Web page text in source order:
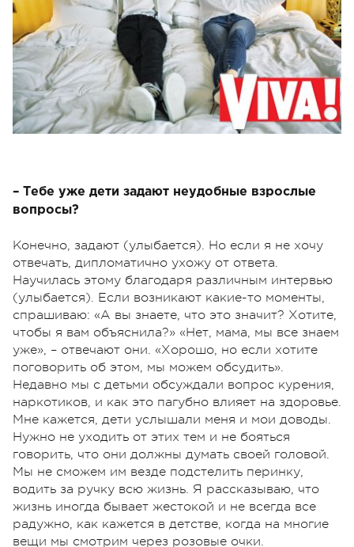
– Тебе уже дети задают неудобные взрослые
вопросы?
Конечно, задают (улыбается). Но если я не хочу
отвечать, дипломатично ухожу от ответа.
Научилась этому благодаря различным интервью
(улыбается). Если возникают какие-то моменты,
спрашиваю: «А вы знаете, что это значит? Хотите,
чтобы я вам объяснила?» «Нет, мама, мы все знаем
уже», – отвечают они. «Хорошо, но если хотите
поговорить об этом, мы можем обсудить».
Недавно мы с детьми обсуждали вопрос курения,
наркотиков, и как это пагубно влияет на здоровье.
Мне кажется, дети услышали меня и мои доводы.
Нужно не уходить от этих тем и не бояться
говорить, что они должны думать своей головой.
Мы не сможем им везде подстелить перинку,
водить за ручку всю жизнь. Я рассказываю, что
жизнь иногда бывает жестокой и не всегда все
радужно, как кажется в детстве, когда на многие
вещи мы смотрим через розовые очки.